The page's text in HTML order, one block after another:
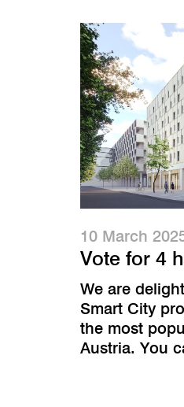
10 March
Vote for 4
We are
Smart City
the most
Austria. You